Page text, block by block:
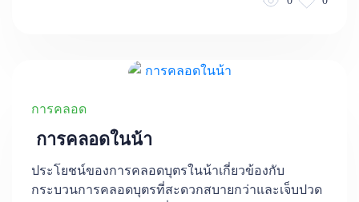
การคลอด
การคลอดในน้า
ประโยชน์ของการคลอดบุตรในน้าเกี่ยวข้องกับ
กระบวนการคลอดบุตรที่สะดวกสบายกว่าและเจ็บปวด